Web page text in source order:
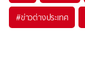
#ข่าวต่างประเทศ